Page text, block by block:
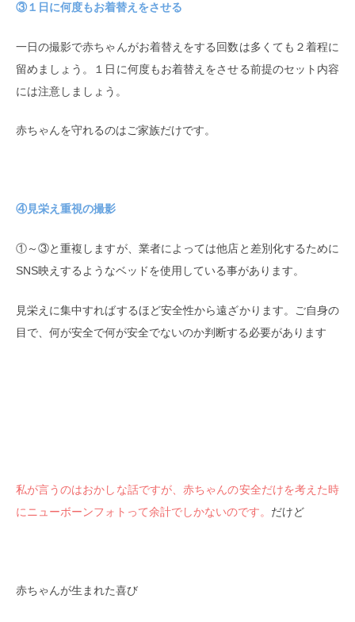
③１日に何度もお着替えをさせる
一日の撮影で赤ちゃんがお着替えをする回数は多くても２着程に
留めましょう。１日に何度もお着替えをさせる前提のセット内容
には注意しましょう。
赤ちゃんを守れるのはご家族だけです。
④見栄え重視の撮影
①～③と重複しますが、業者によっては他店と差別化するために
SNS映えするようなベッドを使用している事があります。
見栄えに集中すればするほど安全性から遠ざかります。ご自身の
目で、何が安全で何が安全でないのか判断する必要があります
私が言うのはおかしな話ですが、赤ちゃんの安全だけを考えた時
にニューボーンフォトって余計でしかないのです。 だけど
赤ちゃんが生まれた喜び